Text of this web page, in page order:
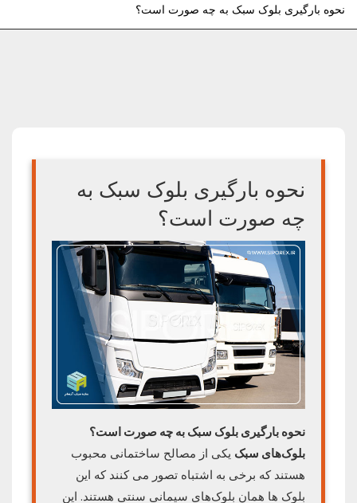
نحوه بارگیری بلوک سبک به چه صورت است؟
نحوه بارگیری بلوک سبک به
چه صورت است؟
نحوه بارگیری بلوک سبک به چه صورت است؟
بلوک‌های سبک یکی از مصالح ساختمانی محبوب
هستند که برخی به اشتباه تصور می کنند که این
بلوک ها همان بلوک‌های سیمانی سنتی هستند. این